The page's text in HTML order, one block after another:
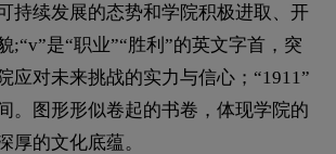
持续发展的态势和学院积极进取、开
;“v”是“职业”“胜利”的英文字首，突
应对未来挑战的实力与信心；“1911”
。图形形似卷起的书卷，体现学院的
厚的文化底蕴。